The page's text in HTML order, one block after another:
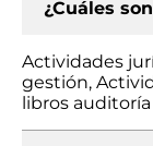
¿Cuáles
Actividades
gestión,
libros